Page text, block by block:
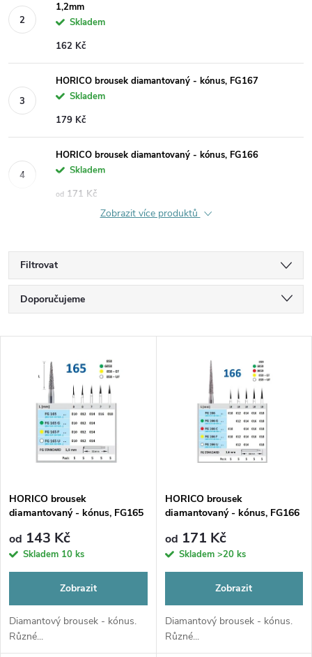
1,2mm
Skladem
162 Kč
HORICO brousek diamantovaný - kónus, FG167
Skladem
179 Kč
HORICO brousek diamantovaný - kónus, FG166
Skladem
od 171 Kč
Zobrazit více produktů
Filtrovat
Ř
a
p
r
o
d
Doporučujeme
Nejprodávanější
Abecedně
s
p
r
o
d
HORICO brousek
diamantovaný - kónus, FG165
od 143 Kč
Skladem 10 ks
Zobrazit
Diamantový brousek - kónus.
Různé...
HORICO brousek
diamantovaný - kónus, FG166
od 171 Kč
Skladem >20 ks
Zobrazit
Diamantový brousek - kónus.
Různé...